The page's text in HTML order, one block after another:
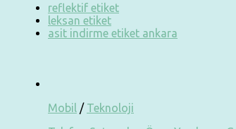
reflektif etiket
leksan etiket
asit indirme etiket ankara
Mobil / Teknoloji